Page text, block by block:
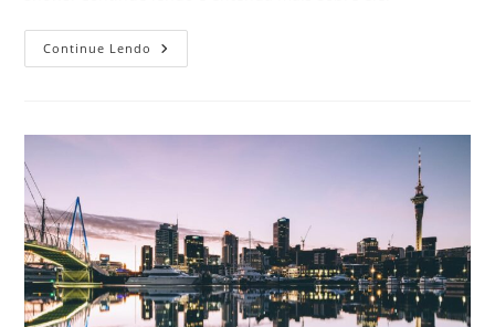
Continue Lendo Réveillon
Em
Mais!